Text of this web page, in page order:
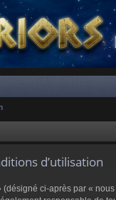
d’utilisation
ci-après par «